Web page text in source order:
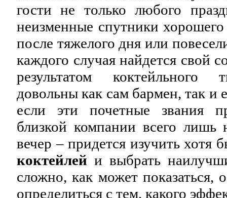
гости не только любого
неизменные спутники хорошего
после тяжелого дня или
каждого случая найдется свой
результатом коктейльного
довольны как сам бармен, так и
если эти почетные звания
близкой компании всего лишь
вечер – придется изучить хотя
коктейлей и выбрать
сложно, как может показаться,
определиться с тем, какого